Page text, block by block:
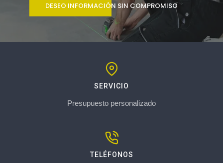
DESEO INFORMACIÓN SIN COMPROMISO
SERVICIO
Presupuesto personalizado
TELÉFONOS